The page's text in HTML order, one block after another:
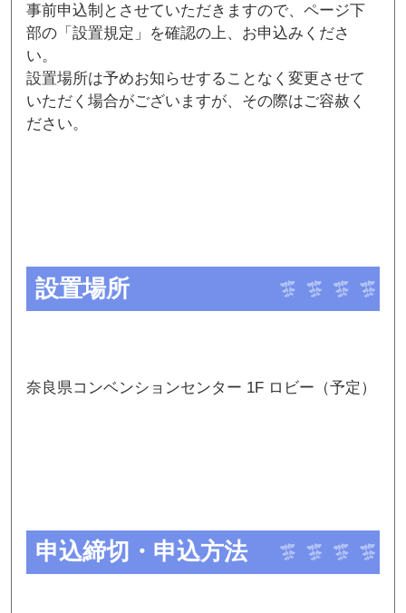
事前申込制とさせていただきますので、ページ下
部の「設置規定」を確認の上、お申込みくださ
い。
設置場所は予めお知らせすることなく変更させて
いただく場合がございますが、その際はご容赦く
ださい。
設置場所
奈良県コンベンションセンター 1F ロビー（予定）
申込締切・申込方法